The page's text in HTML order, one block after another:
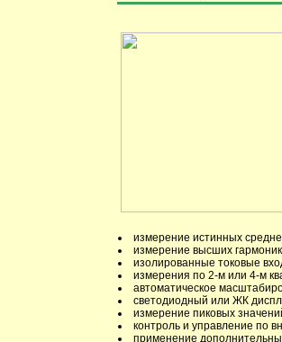
измерение истинных
измерение высших
изолированные токовые
измерения по 2-м или 4-м
автоматическое
светодиодный или ЖК
измерение пиковых
контроль и управление по
применение